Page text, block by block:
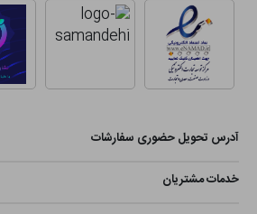
آدرس تحویل حضوری سفارشات
خدمات مشتریان